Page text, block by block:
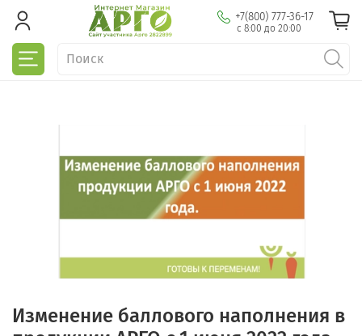
+7(800) 777-36-17
с 8:00 до 20:00
Изменение баллового наполнения в